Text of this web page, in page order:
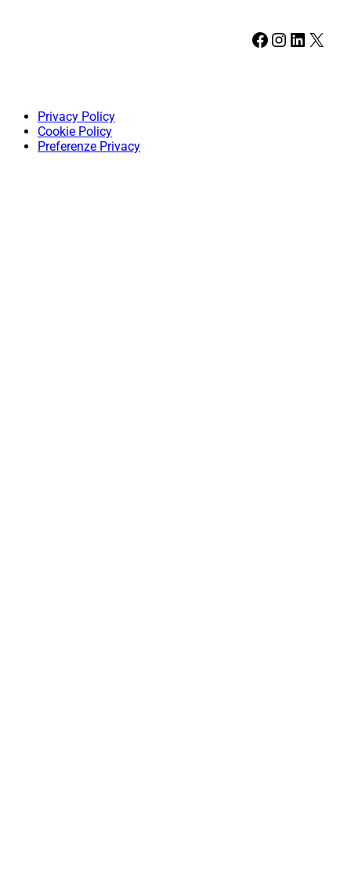
Facebook Instagram LinkedIn X
Privacy Policy
Cookie Policy
Preferenze Privacy